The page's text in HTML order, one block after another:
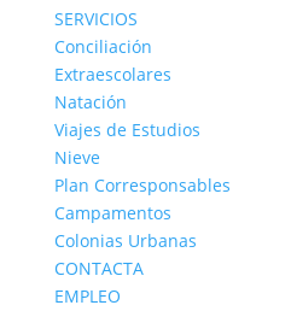
SERVICIOS
Conciliación
Extraescolares
Natación
Viajes de Estudios
Nieve
Plan Corresponsables
Campamentos
Colonias Urbanas
CONTACTA
EMPLEO